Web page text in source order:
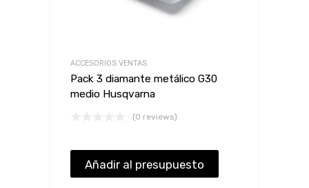
ACCESORIOS VENTAS
Pack 3 diamante metálico G30
medio Husqvarna
(0 reviews)
Añadir al presupuesto